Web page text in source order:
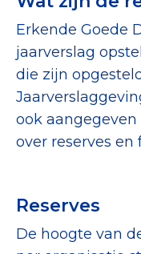
Tips bij
Data &
Betrouwbare
CBF-
Contact &
Erkende Goede
jaarverslag
die zijn
ook
over reserves
Reserves
De hoogte van